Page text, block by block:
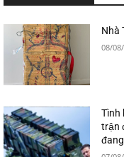
Nhà
08/
Tình
trận